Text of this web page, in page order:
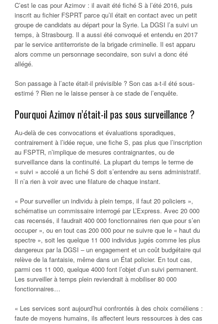
C’est le cas pour Azimov : il avait été fiché S à l’été 2016, puis
inscrit au fichier FSPRT parce qu’il était en contact avec un petit
groupe de candidats au départ pour la Syrie. La DGSI l’a suivi un
temps, à Strasbourg. Il a aussi été convoqué et entendu en 2017
par le service antiterroriste de la brigade criminelle. Il est apparu
alors comme un personnage secondaire, son suivi a donc été
allégé.
Son passage à l’acte était-il prévisible ? Son cas a-t-il été sous-
estimé ? Rien ne le laisse penser à ce stade de l’enquête.
Pourquoi Azimov n’était-il pas sous surveillance ?
Au-delà de ces convocations et évaluations sporadiques,
contrairement à l’idée reçue, une fiche S, pas plus que l’inscription
au FSPTR, n’implique de mesures contraignantes, ou de
surveillance dans la continuité. La plupart du temps le terme de
« suivi » accolé a un fiché S doit s’entendre au sens administratif.
Il n’a rien à voir avec une filature de chaque instant.
« Pour surveiller un individu à plein temps, il faut 20 policiers »,
schématise un commissaire interrogé par L’Express. Avec 20 000
cas recensés, il faudrait 400 000 fonctionnaires rien que pour s’en
occuper », ou en tout cas 200 000 pour ne suivre que le « haut du
spectre », soit les quelque 11 000 individus jugés comme les plus
dangereux par la DGSI – un engagement et un coût budgétaire qui
relève de la fantaisie, même dans un État policier. En tout cas,
parmi ces 11 000, quelque 4000 font l’objet d’un suivi permanent.
Les surveiller à temps plein reviendrait à mobiliser 80 000
fonctionnaires…
« Les services sont aujourd’hui confrontés à des choix cornéliens :
faute de moyens humains, ils affectent leurs ressources à des cas